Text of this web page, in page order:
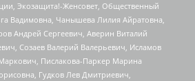
Экозащита!-Женсовет, Общественный
Вадимовна, Чанышева Лилия Айратовна,
Андрей Сергеевич, Аверин Виталий
Созаев Валерий Валерьевич, Исламов
Пислакова-Паркер Марина
Гудков Лев Дмитриевич,